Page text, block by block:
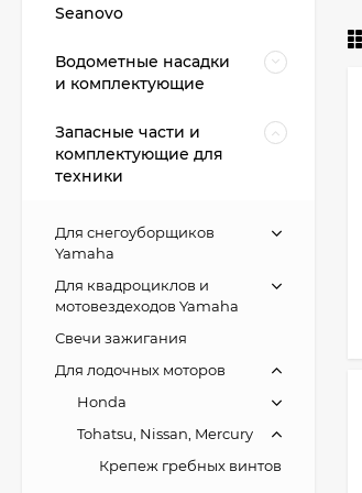
Seanovo
Водометные насадки
и комплектующие
Запасные части и
комплектующие для
техники
Для снегоуборщиков
Yamaha
Для квадроциклов и
мотовездеходов Yamaha
Свечи зажигания
Для лодочных моторов
Honda
Tohatsu, Nissan, Mercury
Крепеж гребных винтов